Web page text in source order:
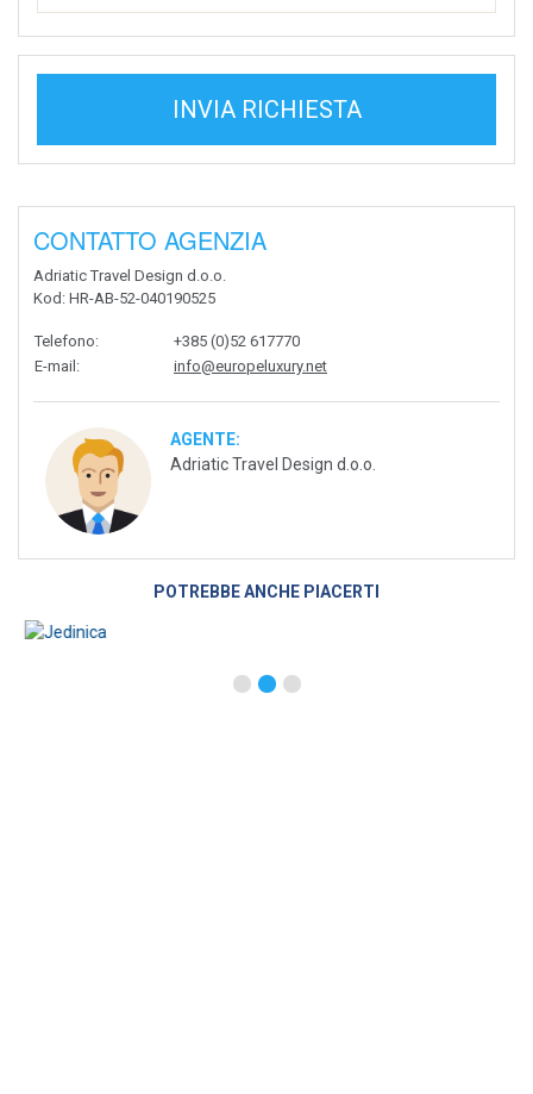
INVIA RICHIESTA
CONTATTO AGENZIA
Adriatic Travel Design d.o.o.
Kod : HR-AB-52-040190525
Telefono:
+385 (0)52 617770
E-mail : info@europeluxury.net
AGENTE:
Adriatic Travel Design d.o.o.
POTREBBE ANCHE PIACERTI